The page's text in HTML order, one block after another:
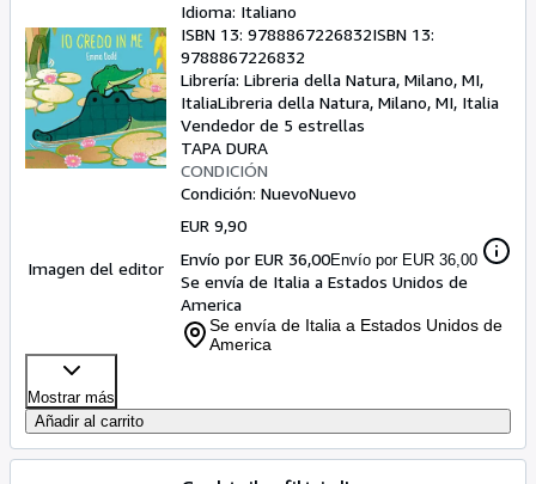
Imagen del editor
Idioma: Italiano
ISBN 13: 9788867226832ISBN 13:
9788867226832
Librería: Libreria della Natura, Milano, MI,
ItaliaLibreria della Natura, Milano, MI, Italia
Vendedor de 5 estrellas
TAPA DURA
CONDICIÓN
Condición: NuevoNuevo
EUR 9,90
Envío por EUR 36,00Envío por EUR 36,00
Se envía de Italia a Estados Unidos de
America
Se envía de Italia a Estados Unidos de
America
Mostrar más
Añadir al carrito